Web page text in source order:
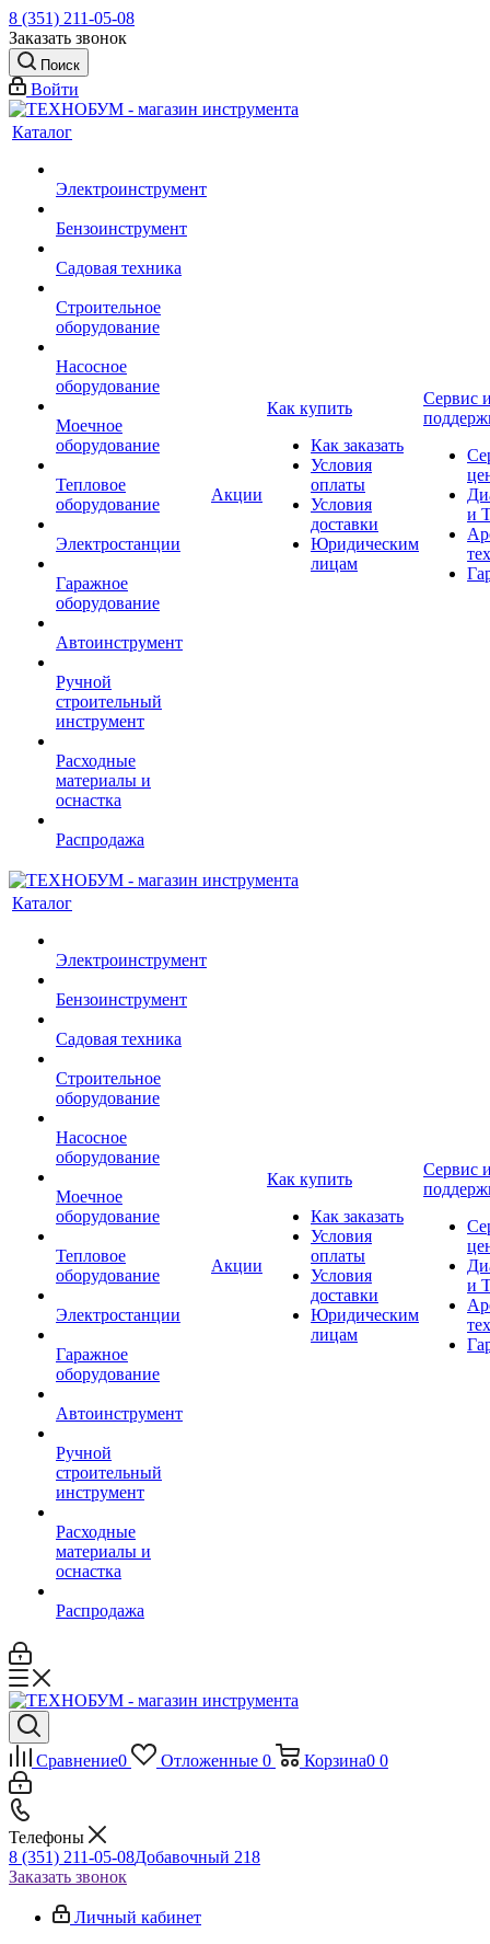
8 (351) 211-05-08
Заказать звонок
Поиск
Войти
Каталог
Электроинструмент
Бензоинструмент
Садовая техника
Строительное
оборудование
Насосное
оборудование
Моечное
оборудование
Тепловое
оборудование
Электростанции
Гаражное
оборудование
Автоинструмент
Ручной
строительный
инструмент
Расходные
материалы и
оснастка
Распродажа
Акции
Как купить
Как заказать
Условия
оплаты
Условия
доставки
Юридическим
лицам
Сервис
и
Каталог
Электроинструмент
Бензоинструмент
Садовая техника
Строительное
оборудование
Насосное
оборудование
Моечное
оборудование
Тепловое
оборудование
Электростанции
Гаражное
оборудование
Автоинструмент
Ручной
строительный
инструмент
Расходные
материалы и
оснастка
Распродажа
Акции
Как купить
Как заказать
Условия
оплаты
Условия
доставки
Юридическим
лицам
Сервис
и
Сравнение0 Отложенные 0 Корзина0 0
Телефоны
8 (351) 211-05-08Добавочный 218
Заказать звонок
Личный кабинет